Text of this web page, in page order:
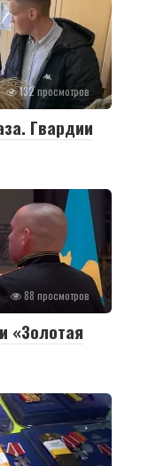
132 просмотров
Гвардии
88 просмотров
«Золотая